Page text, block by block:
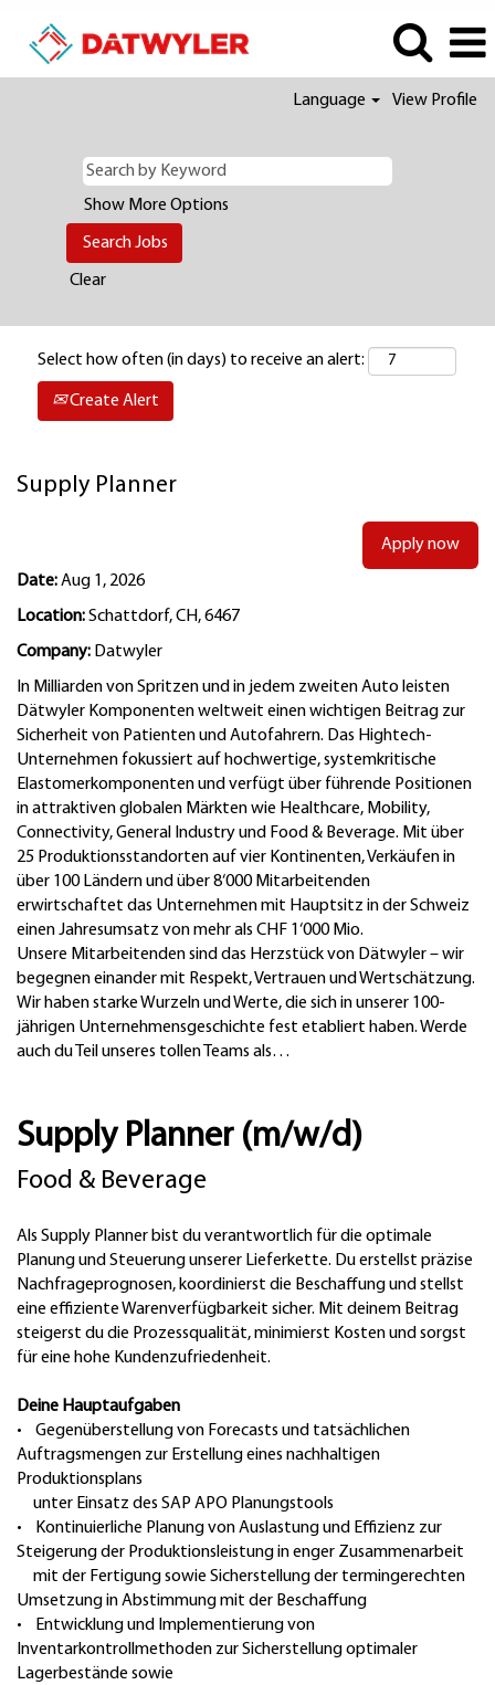
Language View Profile
Show More Options
Clear
Select how often (in days) to receive an alert:
Create Alert
Supply Planner
Apply now
Date:Aug 1, 2026
Location:Schattdorf, CH, 6467
Company: Datwyler
In Milliarden von Spritzen und in jedem zweiten Auto leisten
Dätwyler Komponenten weltweit einen wichtigen Beitrag zur
Sicherheit von Patienten und Autofahrern. Das Hightech-
Unternehmen fokussiert auf hochwertige, systemkritische
Elastomerkomponenten und verfügt über führende Positionen
in attraktiven globalen Märkten wie Healthcare, Mobility,
Connectivity, General Industry und Food & Beverage. Mit über
25 Produktionsstandorten auf vier Kontinenten, Verkäufen in
über 100 Ländern und über 8‘000 Mitarbeitenden
erwirtschaftet das Unternehmen mit Hauptsitz in der Schweiz
einen Jahresumsatz von mehr als CHF 1‘000 Mio.
Unsere Mitarbeitenden sind das Herzstück von Dätwyler – wir
begegnen einander mit Respekt, Vertrauen und Wertschätzung.
Wir haben starke Wurzeln und Werte, die sich in unserer 100-
jährigen Unternehmensgeschichte fest etabliert haben. Werde
auch du Teil unseres tollen Teams als…
Supply Planner (m/w/d)
Food & Beverage
Als Supply Planner bist du verantwortlich für die optimale
Planung und Steuerung unserer Lieferkette. Du erstellst präzise
Nachfrageprognosen, koordinierst die Beschaffung und stellst
eine effiziente Warenverfügbarkeit sicher. Mit deinem Beitrag
steigerst du die Prozessqualität, minimierst Kosten und sorgst
für eine hohe Kundenzufriedenheit.
Deine Hauptaufgaben
• Gegenüberstellung von Forecasts und tatsächlichen
Auftragsmengen zur Erstellung eines nachhaltigen
Produktionsplans
unter Einsatz des SAP APO Planungstools
• Kontinuierliche Planung von Auslastung und Effizienz zur
Steigerung der Produktionsleistung in enger Zusammenarbeit
mit der Fertigung sowie Sicherstellung der termingerechten
Umsetzung in Abstimmung mit der Beschaffung
• Entwicklung und Implementierung von
Inventarkontrollmethoden zur Sicherstellung optimaler
Lagerbestände sowie